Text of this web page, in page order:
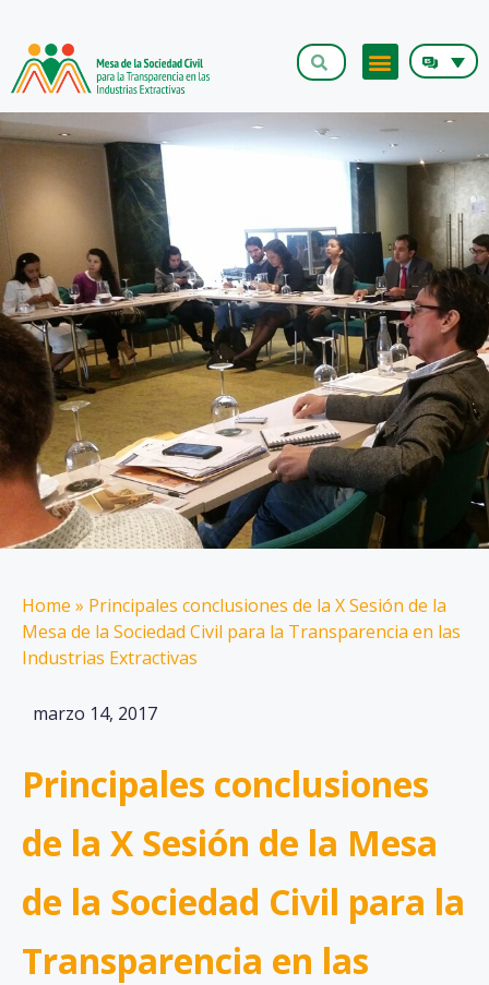
Home » Principales conclusiones de la X Sesión de la
Mesa de la Sociedad Civil para la Transparencia en las
Industrias Extractivas
marzo 14, 2017
Principales conclusiones
de la X Sesión de la Mesa
de la Sociedad Civil para la
Transparencia en las